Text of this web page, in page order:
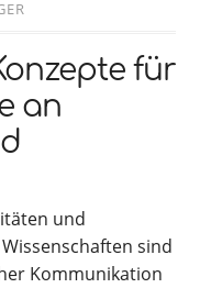
für
an
und
sind
Kommunikation